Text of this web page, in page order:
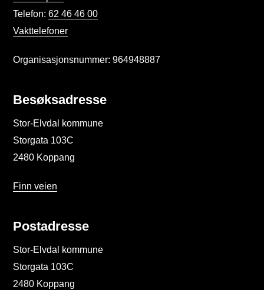
Telefon:62 46 46 00
Vakttelefoner
Organisasjonsnummer: 964948887
Besøksadresse
Stor-Elvdal kommune
Storgata 103C
2480 Koppang
Finn veien
Postadresse
Stor-Elvdal kommune
Storgata 103C
2480 Koppang